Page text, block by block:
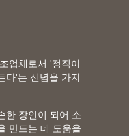
업체로서 '정직이
다'는 신념을 가지
한 장인이 되어 소
만드는 데 도움을